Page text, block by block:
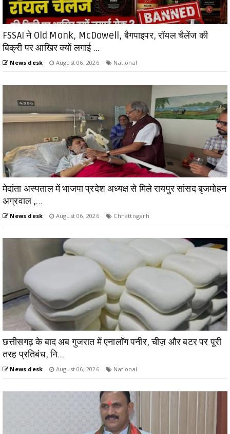
FSSAI ने Old Monk, McDowell, बैगपाइपर, रॉयल चैलेंज की
बिक्री पर आखिर क्यों लगाई ...
News desk August 06, 2026 National
मेदांता अस्पताल में भाजपा प्रदेश अध्यक्ष से मिले रायपुर सांसद बृजमोहन
अग्रवाल ,...
News desk August 06, 2026 Chhattisgarh
छत्तीसगढ़ के बाद अब गुजरात में एनालॉग पनीर, चीज़ और बटर पर पूरी
तरह प्रतिबंध, नि...
News desk August 06, 2026 National